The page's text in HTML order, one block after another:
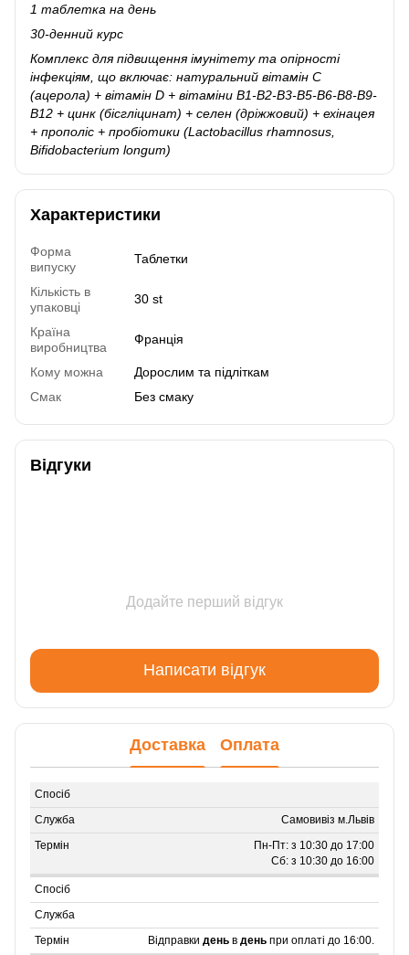
1 таблетка на день
30-денний курс
Комплекс для підвищення імунітету та опірності
інфекціям, що включає: натуральний вітамін С
(ацерола) + вітамін D + вітаміни B1-B2-B3-B5-B6-B8-B9-
B12 + цинк (бісгліцинат) + селен (дріжжовий) + ехінацея
+ прополіс + пробіотики (Lactobacillus rhamnosus,
Bifidobacterium longum)
Характеристики
Форма
випуску
Таблетки
Кількість в
упаковці
30 st
Країна
виробництва
Франція
Кому можна
Дорослим та підліткам
Смак
Без смаку
Відгуки
Додайте перший відгук
Написати відгук
Доставка Оплата
Самовивіз м.Львів
Пн-Пт: з 10:30 до 17:00
Сб: з 10:30 до 16:00
Відправки день в день при оплаті до 16:00.